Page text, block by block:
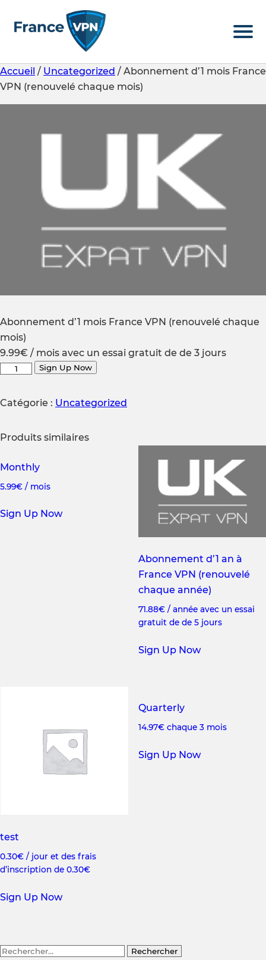
Accueil / Uncategorized / Abonnement d’1 mois France
VPN (renouvelé chaque mois)
Abonnement d’1 mois France VPN (renouvelé chaque
mois)
9.99€ / mois avec un essai gratuit de de 3 jours
quantité
Abonnement
(renouvelé
chaque
Sign Up Now
Catégorie : Uncategorized
Produits similaires
Monthly
5.99€ / mois
Sign Up Now
Abonnement d’1 an à
France VPN (renouvelé
chaque année)
71.88€ / année avec un essai
gratuit de de 5 jours
Sign Up Now
test
0.30€ / jour et des frais
d’inscription de 0.30€
Sign Up Now
Quarterly
14.97€ chaque 3 mois
Sign Up Now
Rechercher :